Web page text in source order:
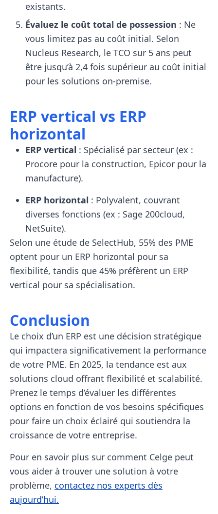
existants.
Évaluez le coût total de possession : Ne
vous limitez pas au coût initial. Selon
Nucleus Research, le TCO sur 5 ans peut
être jusqu’à 2,4 fois supérieur au coût initial
pour les solutions on-premise.
ERP vertical vs ERP
horizontal
ERP vertical : Spécialisé par secteur (ex :
Procore pour la construction, Epicor pour la
manufacture).
ERP horizontal : Polyvalent, couvrant
diverses fonctions (ex : Sage 200cloud,
NetSuite).
Selon une étude de SelectHub, 55% des PME
optent pour un ERP horizontal pour sa
flexibilité, tandis que 45% préfèrent un ERP
vertical pour sa spécialisation.
Conclusion
Le choix d’un ERP est une décision stratégique
qui impactera significativement la performance
de votre PME. En 2025, la tendance est aux
solutions cloud offrant flexibilité et scalabilité.
Prenez le temps d’évaluer les différentes
options en fonction de vos besoins spécifiques
pour faire un choix éclairé qui soutiendra la
croissance de votre entreprise.
Pour en savoir plus sur comment Celge peut
vous aider à trouver une solution à votre
problème, contactez nos experts dès
aujourd’hui.